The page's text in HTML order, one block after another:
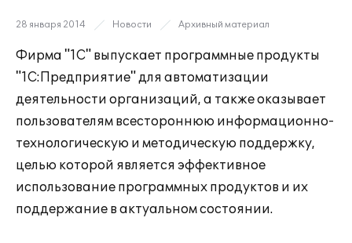
28 января 2014 Новости Архивный материал
Фирма "1С" выпускает программные продукты
"1С:Предприятие" для автоматизации
деятельности организаций, а также оказывает
пользователям всестороннюю информационно-
технологическую и методическую поддержку,
целью которой является эффективное
использование программных продуктов и их
поддержание в актуальном состоянии.